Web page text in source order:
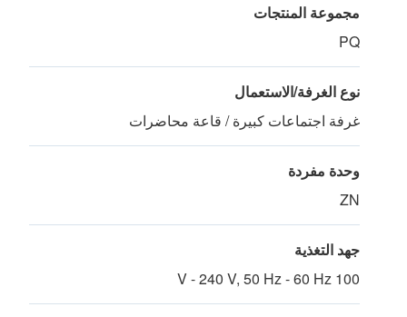
مجموعة المنتجات
PQ
نوع الغرفة/الاستعمال
غرفة اجتماعات كبيرة / قاعة محاضرات
وحدة مفردة
ZN
جهد التغذية
100 V - 240 V, 50 Hz - 60 Hz